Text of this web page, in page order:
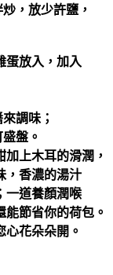
，放少許鹽，
蛋放入，加入
調味；
盤。
上木耳的滑潤，
，香濃的湯汁
一道養顏潤喉
節省你的荷包。
花朵朵開。